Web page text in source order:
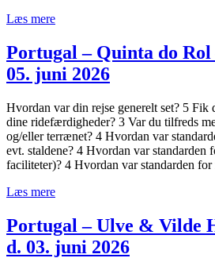
Læs mere
Portugal – Quinta do Rol
05. juni 2026
Hvordan var din rejse generelt set? 5 Fik
dine ridefærdigheder? 3 Var du tilfreds
og/eller terrænet? 4 Hvordan var
evt. staldene? 4 Hvordan var
faciliteter)? 4 Hvordan var standarden
Læs mere
Portugal – Ulve & Vilde
d. 03. juni 2026